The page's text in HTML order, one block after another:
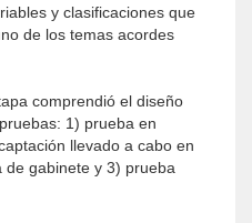
y clasificaciones que
de los temas acordes
comprendió el diseño
1) prueba en
llevado a cabo en
gabinete y 3) prueba